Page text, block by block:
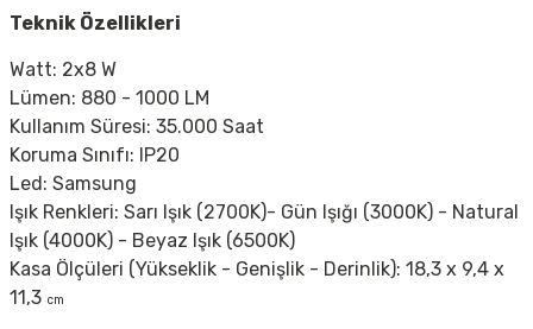
Teknik Özellikleri
Watt: 2x8 W
Lümen: 880 - 1000 LM
Kullanım Süresi: 35.000 Saat
Koruma Sınıfı: IP20
Led: Samsung
Işık Renkleri: Sarı Işık (2700K)- Gün Işığı (3000K) - Natural
Işık (4000K) - Beyaz Işık (6500K)
Kasa Ölçüleri (Yükseklik - Genişlik - Derinlik): 18,3 x 9,4 x
11,3 cm